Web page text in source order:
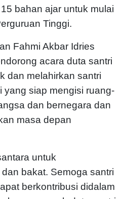
bahan ajar untuk mulai
Tinggi.
Fahmi Akbar Idries
acara duta santri
dan melahirkan santri
yang siap mengisi ruang-
dan bernegara dan
masa depan
untuk
bakat. Semoga santri
berkontribusi didalam